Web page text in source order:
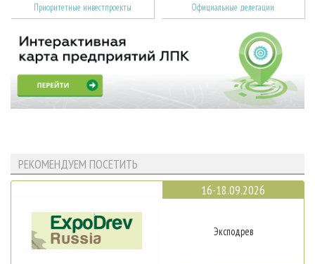
Приоритетные инвестпроекты Официальные делегации
РЕКОМЕНДУЕМ ПОСЕТИТЬ
16-18.09.2026
Эксподрев